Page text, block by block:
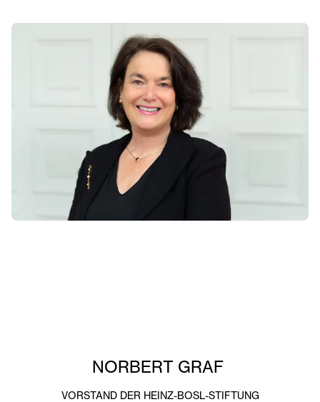
NORBERT GRAF
VORSTAND DER HEINZ-BOSL-STIFTUNG